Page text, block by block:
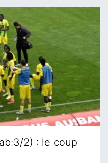
2) : le coup